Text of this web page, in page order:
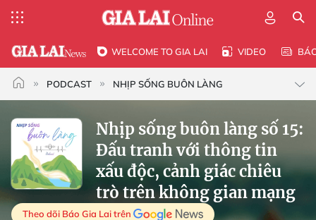
WELCOME TO GIA LAI VIDEO
PODCAST NHỊP SỐNG BUÔN LÀNG
Nhịp sống buôn làng số 15:
Đấu tranh với thông tin
xấu độc, cảnh giác chiêu
trò trên không gian mạng
Theo dõi Báo Gia Lai trên